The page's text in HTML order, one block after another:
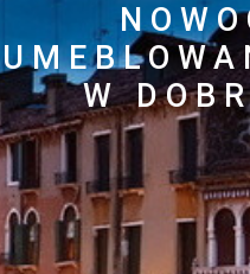
W